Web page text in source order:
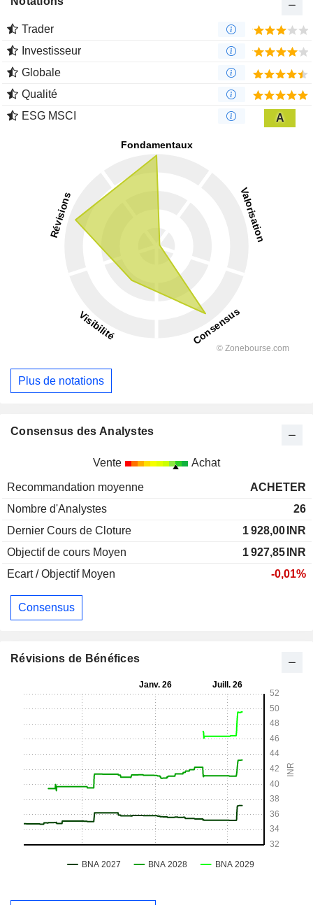
Trader
Investisseur
Globale
Qualité
ESG MSCI
A
Plus de notations
Consensus des Analystes
Vente Achat
Recommandation moyenne
ACHETER
Nombre d'Analystes
26
Dernier Cours de Cloture
1 928,00 INR
Objectif de cours Moyen
1 927,85 INR
Ecart / Objectif Moyen
-0,01%
Consensus
Révisions de Bénéfices